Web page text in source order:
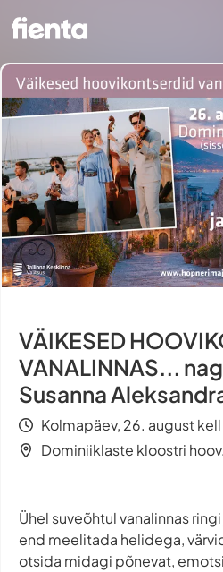
VÄIKESED
VANALINNAS...
Susanna
Kolmapäev, 26. august
Dominiiklaste kloostri
Ühel suveõhtul vanalinnas
end meelitada helidega,
otsida midagi põnevat,